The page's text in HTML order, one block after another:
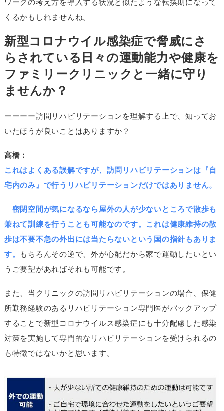
ワークの考え方を導入する状況と似たような転換期になって
くるかもしれませんね。
新型コロナウイル感染症で脅威にさ
らされている日々の運動能力や健康を
ファミリークリニックと一緒に守り
ませんか？
ーーーー訪問リハビリテーションを理解する上で、知ってお
いたほうが良いことはありますか？
高橋：
これはよくある誤解ですが、訪問リハビリテーションは『自
宅内のみ』で行うリハビリテーションだけではありません。
密閉空間が気になるなら屋外の人が少ないところで散歩も
兼ねて訓練を行うことも可能なのです。これは健康維持の散
歩は不要不急の外出には当たらないという国の指針もありま
す。
もちろんその逆で、外が心配だから家で運動したいとい
うご要望があればそれも可能です。
また、当クリニックの訪問リハビリテーションの場合、保健
所勤務経験のあるリハビリテーション専門医がバックアップ
することで新型コロナウイルス感染症にも十分配慮した感染
対策を実施して専門的なリハビリテーションを受けられるの
も特徴ではないかと思います。